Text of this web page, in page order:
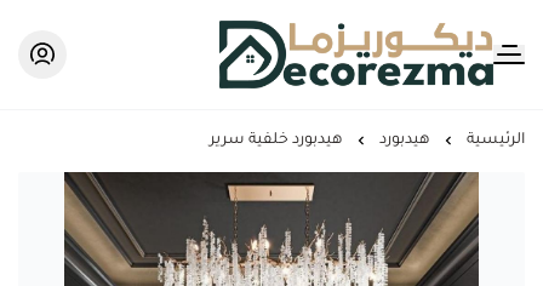
Decorezma
الرئيسية هيدبورد هيدبورد خلفية سرير